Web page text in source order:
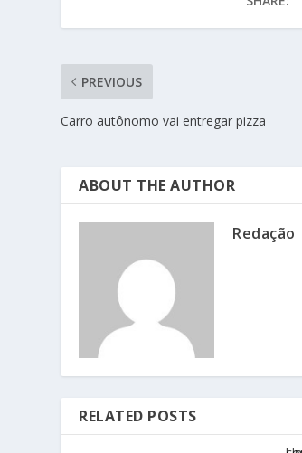
PREVIOUS
Carro autônomo vai entregar pizza
ABOUT THE AUTHOR
Redação
RELATED POSTS